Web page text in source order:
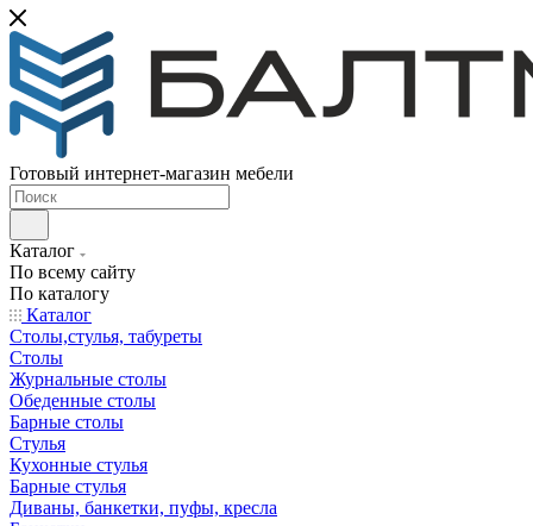
Готовый интернет-магазин мебели
Каталог
По всему сайту
По каталогу
Каталог
Столы,стулья, табуреты
Столы
Журнальные столы
Обеденные столы
Барные столы
Стулья
Кухонные стулья
Барные стулья
Диваны, банкетки, пуфы, кресла